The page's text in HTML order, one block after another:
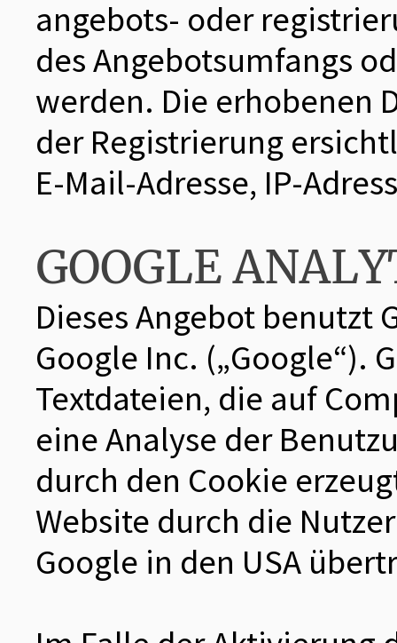
angebots- oder
des Angebotsumfangs
werden. Die erhobenen
der Registrierung
E-Mail-Adresse, IP-
GOOGLE
Dieses Angebot benutzt
Google Inc. („Google“).
Textdateien, die auf
eine Analyse der
durch den Cookie
Website durch die
Google in den USA